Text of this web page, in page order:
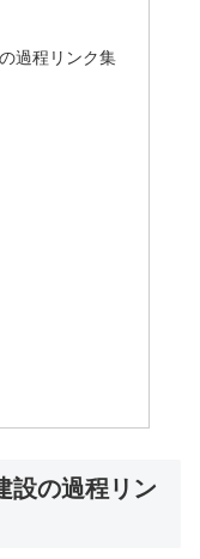
過程リンク集
設の過程リン